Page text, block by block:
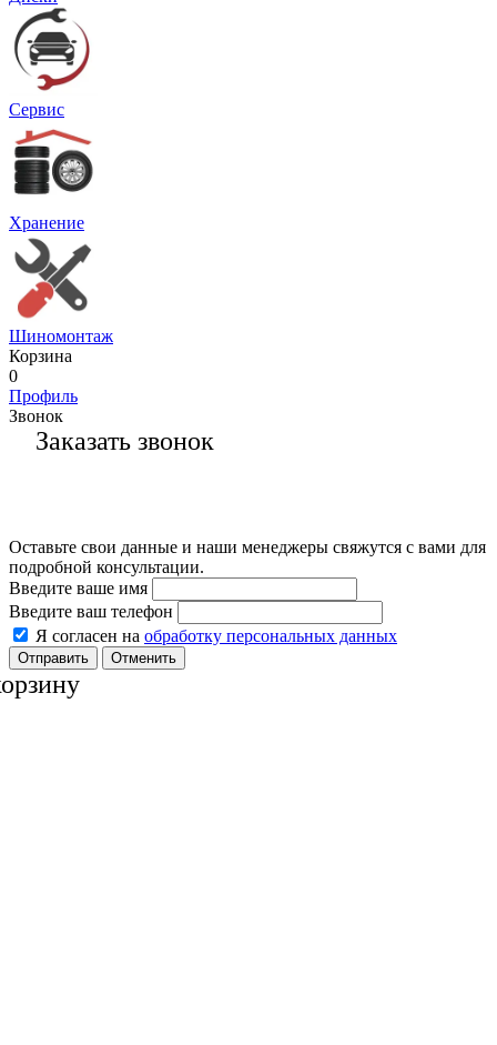
Сервис
Хранение
Шиномонтаж
Корзина
0
Профиль
Звонок
Заказать звонок
Оставьте свои данные и наши менеджеры свяжутся с вами для
подробной консультации.
Введите ваше имя
Введите ваш телефон
Я согласен на обработку персональных данных
Отменить